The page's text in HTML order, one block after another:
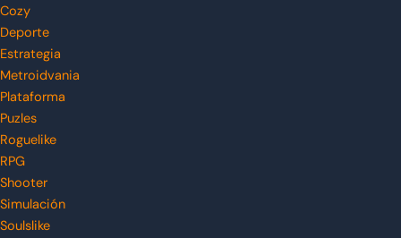
Cozy
Deporte
Estrategia
Metroidvania
Plataforma
Puzles
Roguelike
RPG
Shooter
Simulación
Soulslike